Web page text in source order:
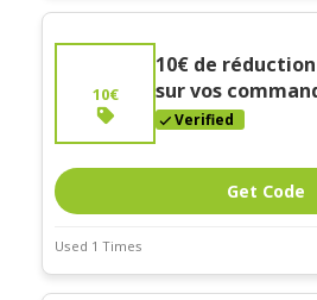
Deal Stats
Expires:
Coupon Description
"Commande minimum de
10€
10€ de
sur vos
Verified
Get Code
Used 1 Times
Deal Stats
Coupon Description